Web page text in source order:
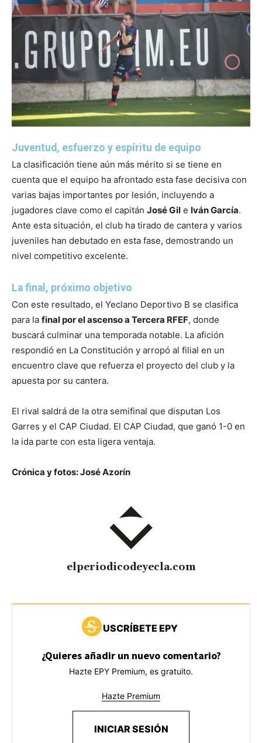
Juventud, esfuerzo y espíritu de equipo
La clasificación tiene aún más mérito si se tiene en
cuenta que el equipo ha afrontado esta fase decisiva con
varias bajas importantes por lesión, incluyendo a
jugadores clave como el capitán José Gil e Iván García.
Ante esta situación, el club ha tirado de cantera y varios
juveniles han debutado en esta fase, demostrando un
nivel competitivo excelente.
La final, próximo objetivo
Con este resultado, el Yeclano Deportivo B se clasifica
para la final por el ascenso a Tercera RFEF, donde
buscará culminar una temporada notable. La afición
respondió en La Constitución y arropó al filial en un
encuentro clave que refuerza el proyecto del club y la
apuesta por su cantera.
El rival saldrá de la otra semifinal que disputan Los
Garres y el CAP Ciudad. El CAP Ciudad, que ganó 1-0 en
la ida parte con esta ligera ventaja.
Crónica y fotos: José Azorín
elperiodicodeyecla.com
USCRÍBETE EPY
¿Quieres añadir un nuevo comentario?
Hazte EPY Premium, es gratuito.
Hazte Premium
INICIAR SESIÓN